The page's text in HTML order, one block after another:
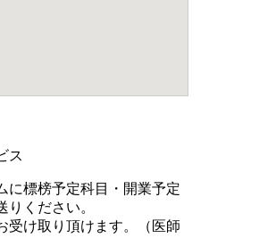
ス
に標榜予定科目・開業予定
りください。
受け取り頂けます。（医師